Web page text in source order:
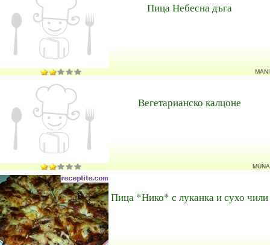
Пица Небесна дъга
MANI
Вегетарианско калцоне
MUNA
Пица *Нико* с луканка и сухо чили